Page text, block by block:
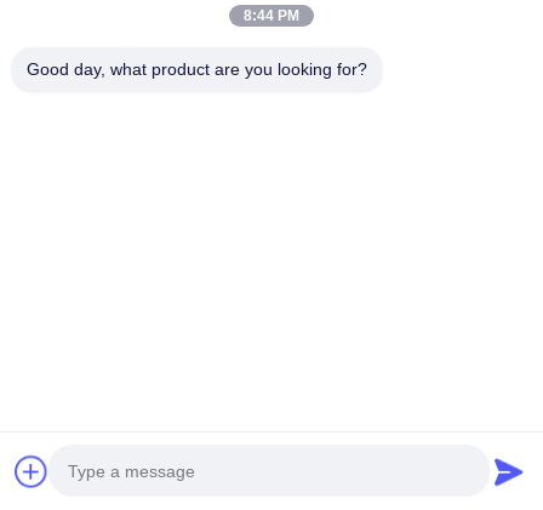
Πεδίο τάσης
8:44 PM
Good day, what product are you looking for?